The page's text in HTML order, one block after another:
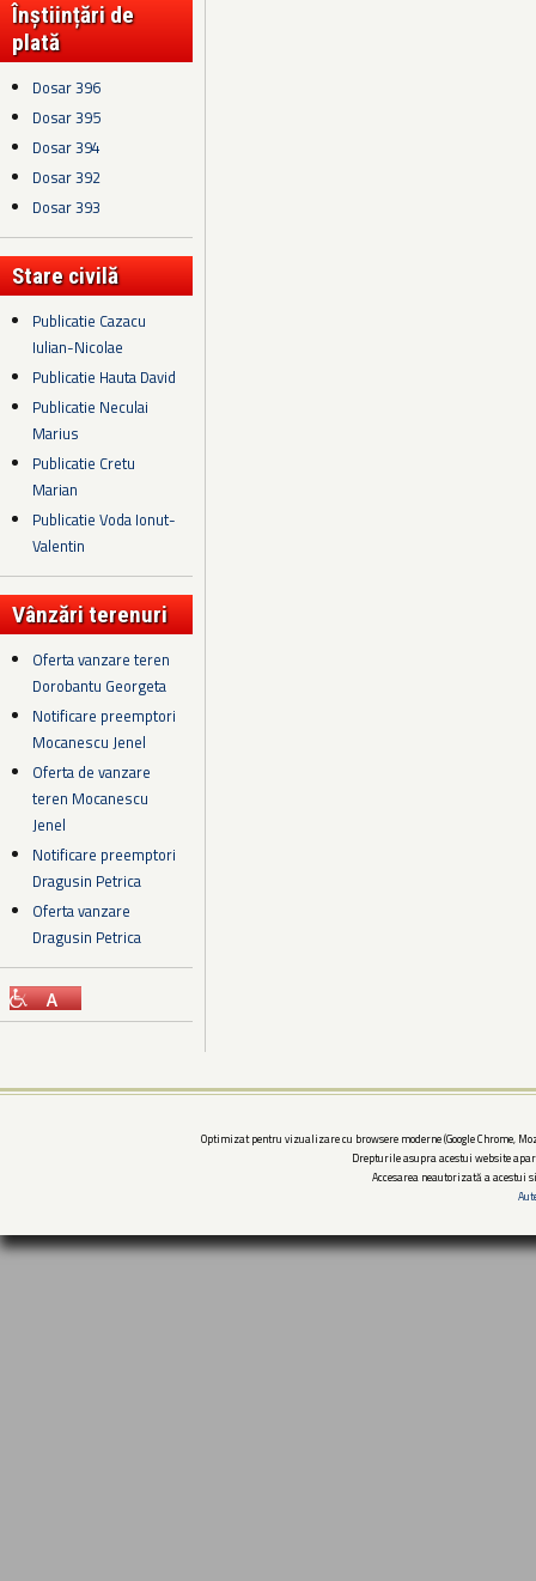
Înștiințări de
plată
Dosar 396
Dosar 395
Dosar 394
Dosar 392
Dosar 393
Stare civilă
Publicatie Cazacu
Iulian-Nicolae
Publicatie Hauta David
Publicatie Neculai
Marius
Publicatie Cretu
Marian
Publicatie Voda Ionut-
Valentin
Vânzări terenuri
Oferta vanzare teren
Dorobantu Georgeta
Notificare preemptori
Mocanescu Jenel
Oferta de vanzare
teren Mocanescu
Jenel
Notificare preemptori
Dragusin Petrica
Oferta vanzare
Dragusin Petrica
Optimizat pentru vizualizare cu browsere moderne (Google Chrome,
Drepturile asupra acestui website
Accesarea neautorizată a acestui